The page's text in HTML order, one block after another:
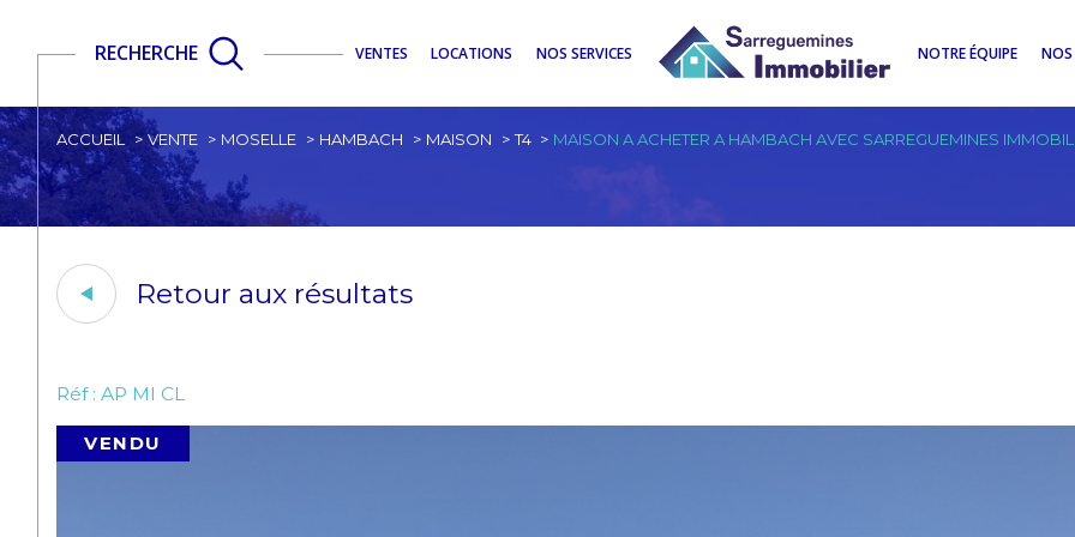
VENTES LOCATIONS NOS SERVICES NOTRE ÉQUIPE NOS
RECHERCHE
ACCUEIL VENTE MOSELLE HAMBACH MAISON T4 MAISON A ACHETER A HAMBACH AVEC SARREGUEMINES
Retour aux résultats
Réf : AP MI CL
VENDU